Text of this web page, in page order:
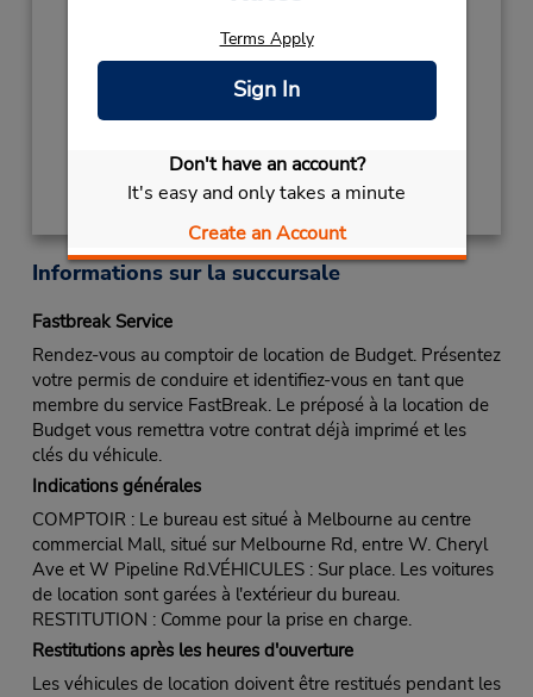
Terms Apply
Sign In
Don't have an account?
It's easy and only takes a minute
Create an Account
NEW YEARS DAYJanuary 1 closed
Succursale avec boîte de dépôt des clés
Informations sur la succursale
Fastbreak Service
Rendez-vous au comptoir de location de Budget. Présentez
votre permis de conduire et identifiez-vous en tant que
membre du service FastBreak. Le préposé à la location de
Budget vous remettra votre contrat déjà imprimé et les
clés du véhicule.
Indications générales
COMPTOIR : Le bureau est situé à Melbourne au centre
commercial Mall, situé sur Melbourne Rd, entre W. Cheryl
Ave et W Pipeline Rd.VÉHICULES : Sur place. Les voitures
de location sont garées à l'extérieur du bureau.
RESTITUTION : Comme pour la prise en charge.
Restitutions après les heures d'ouverture
Les véhicules de location doivent être restitués pendant les